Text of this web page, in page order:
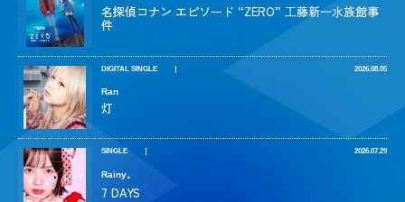
名探偵コナン エピソード “ZERO” ⼯藤新⼀⽔族館事
件
DIGITAL SINGLE 2026.08.05
Ran
灯
SINGLE 2026.07.29
Rainy。
7 DAYS